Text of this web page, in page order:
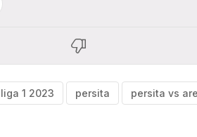
liga 1 2023 persita